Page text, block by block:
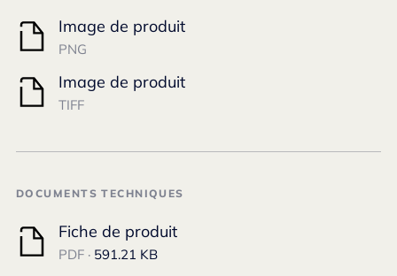
Image de produit
PNG
Image de produit
TIFF
DOCUMENTS TECHNIQUES
Fiche de produit
PDF · 591.21 KB